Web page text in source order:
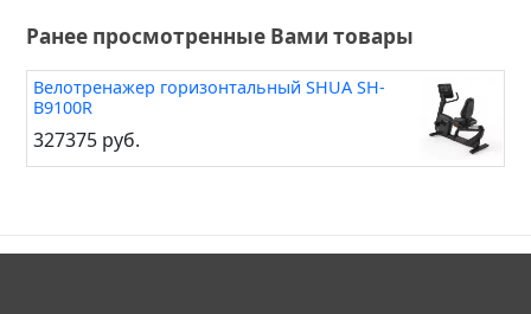
Ранее просмотренные Вами товары
Велотренажер горизонтальный SHUA SH-
B9100R
327375 руб.